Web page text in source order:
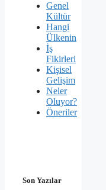
Genel
Kültür
Hangi
Ülkenin
İş
Fikirleri
Kişisel
Gelişim
Neler
Oluyor?
Öneriler
Son Yazılar